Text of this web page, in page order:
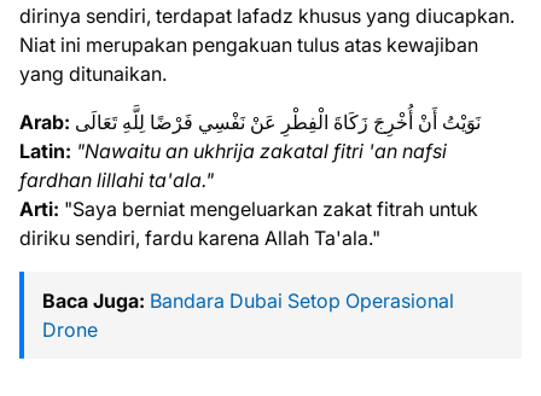
dirinya sendiri, terdapat lafadz khusus yang diucapkan.
Niat ini merupakan pengakuan tulus atas kewajiban
yang ditunaikan.
Arab: نَوَيْتُ أَنْ أُخْرِجَ زَكَاةَ الْفِطْرِ عَنْ نَفْسِي فَرْضًا لِلَّهِ تَعَالَى
Latin: "Nawaitu an ukhrija zakatal fitri 'an nafsi
fardhan lillahi ta'ala."
Arti: "Saya berniat mengeluarkan zakat fitrah untuk
diriku sendiri, fardu karena Allah Ta'ala."
Baca Juga: Bandara Dubai Setop Operasional
Drone